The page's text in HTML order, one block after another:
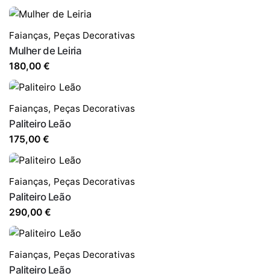
Faianças, Peças Decorativas
Mulher de Leiria
180,00 €
Faianças, Peças Decorativas
Paliteiro Leão
175,00 €
Faianças, Peças Decorativas
Paliteiro Leão
290,00 €
Faianças, Peças Decorativas
Paliteiro Leão